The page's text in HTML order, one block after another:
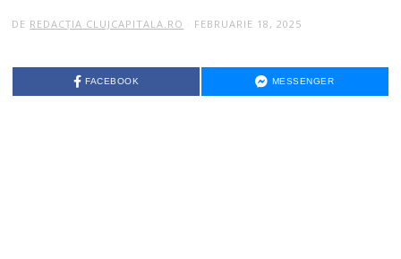
DE REDACȚIA CLUJCAPITALA.RO FEBRUARIE 18, 2025
FACEBOOK MESSENGER